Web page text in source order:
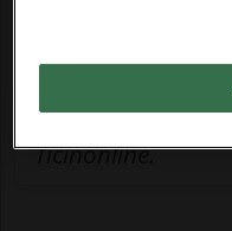
Entra nelcanale
Ticinonline.